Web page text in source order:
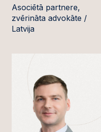
Asociētā partnere,
zvērināta advokāte /
Latvija